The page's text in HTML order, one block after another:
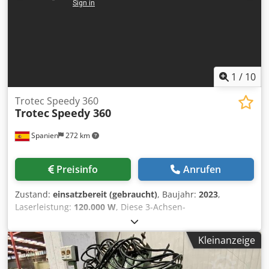
1 / 10
Spanien 272 km
Trotec Speedy 360
TrotecSpeedy 360
Preisinfo Anrufen
Zustand: einsatzbereit (gebraucht), Baujahr: 2023,
Laserleistung: 120.000 W, Diese 3-Achsen-
Lasergraviermaschine Trotec Speedy 360 wurde im Jahr
2023 hergestellt. Sie verfügt über einen CO₂-Laser mit
einem Leistungsbereich von 30-120 W und einem
Arbeitsbereich von 610 x 305 mm. Sie kann Materialien mit
Kleinanzeige